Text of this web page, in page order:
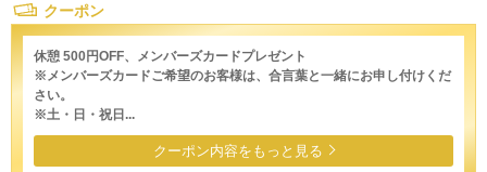
クーポン
休憩 500円OFF、メンバーズカードプレゼント
※メンバーズカードご希望のお客様は、合言葉と一緒にお申し付けくだ
さい。
※土・日・祝日...
クーポン内容をもっと見る